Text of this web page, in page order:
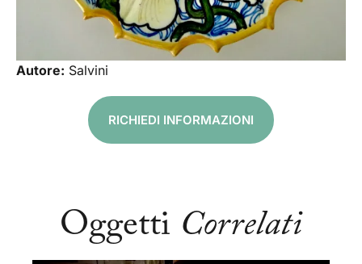
Autore: Salvini
RICHIEDI INFORMAZIONI
Oggetti Correlati